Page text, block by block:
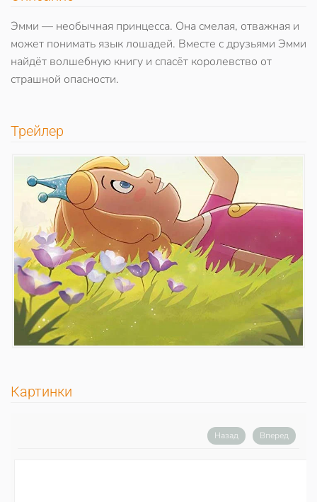
Эмми — необычная принцесса. Она смелая, отважная и
может понимать язык лошадей. Вместе с друзьями Эмми
найдёт волшебную книгу и спасёт королевство от
страшной опасности.
Трейлер
Картинки
Назад Вперед